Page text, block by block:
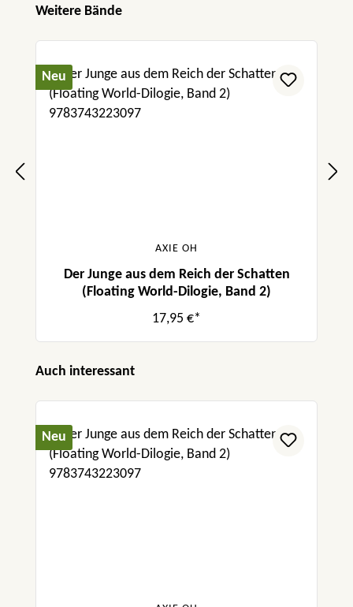
Produktgalerie überspringen
Weitere Bände
Neu
AXIE OH
Der Junge aus dem Reich der Schatten
(Floating World-Dilogie, Band 2)
17,95 €*
Produktgalerie überspringen
Auch interessant
Neu